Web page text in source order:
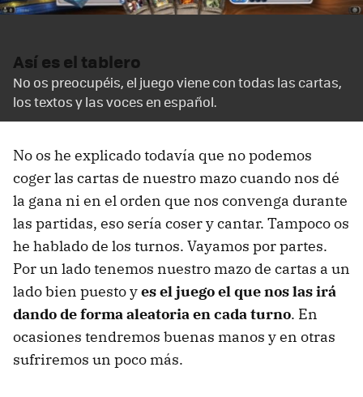
Así es el tablero
No os preocupéis, el juego viene con todas las cartas,
los textos y las voces en español.
No os he explicado todavía que no podemos
coger las cartas de nuestro mazo cuando nos dé
la gana ni en el orden que nos convenga durante
las partidas, eso sería coser y cantar. Tampoco os
he hablado de los turnos. Vayamos por partes.
Por un lado tenemos nuestro mazo de cartas a un
lado bien puesto yes el juego el que nos las irá
dando de forma aleatoria en cada turno. En
ocasiones tendremos buenas manos y en otras
sufriremos un poco más.